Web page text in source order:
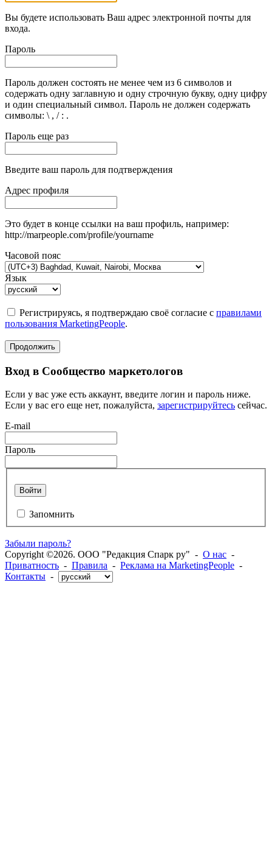
Вы будете использовать Ваш адрес электронной почты для
входа.
Пароль
Пароль должен состоять не менее чем из 6 символов и
содержать одну заглавную и одну строчную букву, одну цифру
и один специальный символ. Пароль не должен содержать
символы: \ , / : .
Пароль еще раз
Введите ваш пароль для подтверждения
Адрес профиля
Это будет в конце ссылки на ваш профиль, например:
http://marpeople.com/profile/yourname
Часовой пояс
Язык
Регистрируясь, я подтверждаю своё согласие с правилами
пользования MarketingPeople.
Продолжить
Вход в Сообщество маркетологов
Если у вас уже есть аккаунт, введите логин и пароль ниже.
Если у вас его еще нет, пожалуйста, зарегистрируйтесь сейчас.
E-mail
Пароль
Войти
Запомнить
Забыли пароль?
Copyright ©2026. ООО "Редакция Спарк ру" - О нас -
Приватность - Правила - Реклама на MarketingPeople -
Контакты -